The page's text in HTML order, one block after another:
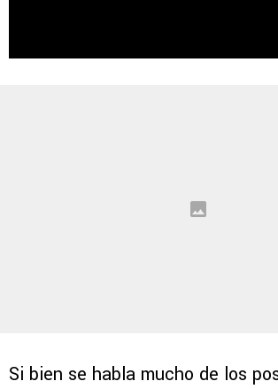
Si bien se habla mucho de los